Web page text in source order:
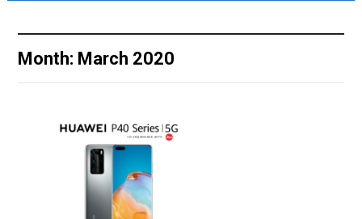
Month: March 2020